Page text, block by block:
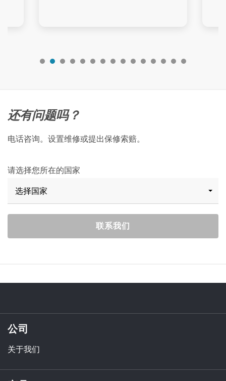
还有问题吗？
电话咨询。设置维修或提出保修索赔。
请选择您所在的国家
选择国家
联系我们
公司
关于我们